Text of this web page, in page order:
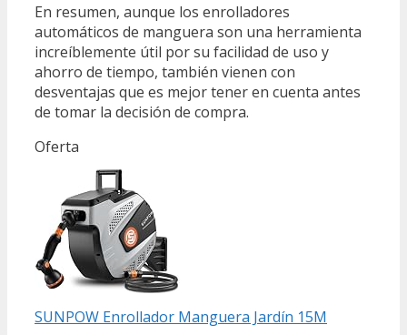
En resumen, aunque los enrolladores
automáticos de manguera son una herramienta
increíblemente útil por su facilidad de uso y
ahorro de tiempo, también vienen con
desventajas que es mejor tener en cuenta antes
de tomar la decisión de compra.
Oferta
SUNPOW Enrollador Manguera Jardín 15M